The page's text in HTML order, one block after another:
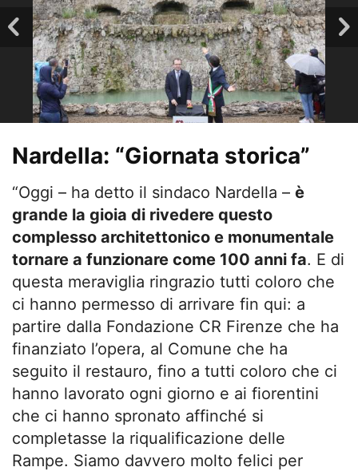
Nardella: “Giornata storica”
“Oggi – ha detto il sindaco Nardella – è
grande la gioia di rivedere questo
complesso architettonico e monumentale
tornare a funzionare come 100 anni fa. E di
questa meraviglia ringrazio tutti coloro che
ci hanno permesso di arrivare fin qui: a
partire dalla Fondazione CR Firenze che ha
finanziato l’opera, al Comune che ha
seguito il restauro, fino a tutti coloro che ci
hanno lavorato ogni giorno e ai fiorentini
che ci hanno spronato affinché si
completasse la riqualificazione delle
Rampe. Siamo davvero molto felici per